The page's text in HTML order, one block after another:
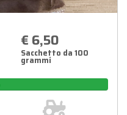
€ 6,50
Sacchetto da 100
grammi